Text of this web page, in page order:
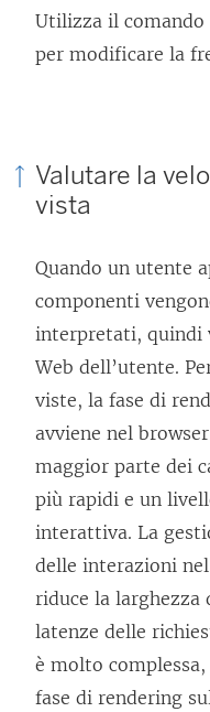
Utilizza il comando
per modificare la
Valutare la
vista
Quando un utente
componenti
interpretati, quindi
Web dell’utente.
viste, la fase di
avviene nel
maggior parte dei
più rapidi e un
interattiva. La
delle interazioni
riduce la larghezza
latenze delle
è molto complessa,
fase di rendering